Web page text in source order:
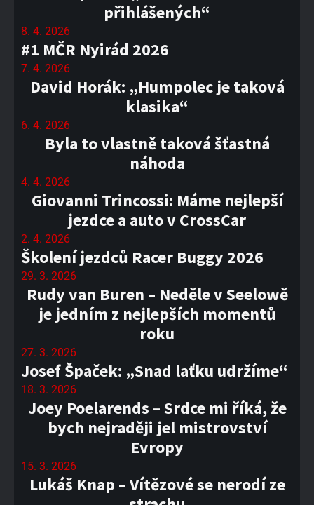
přihlášených“
8. 4. 2026
#1 MČR Nyirád 2026
7. 4. 2026
David Horák: „Humpolec je taková
klasika“
6. 4. 2026
Byla to vlastně taková šťastná
náhoda
4. 4. 2026
Giovanni Trincossi: Máme nejlepší
jezdce a auto v CrossCar
2. 4. 2026
Školení jezdců Racer Buggy 2026
29. 3. 2026
Rudy van Buren – Neděle v Seelowě
je jedním z nejlepších momentů
roku
27. 3. 2026
Josef Špaček: „Snad laťku udržíme“
18. 3. 2026
Joey Poelarends – Srdce mi říká, že
bych nejraději jel mistrovství
Evropy
15. 3. 2026
Lukáš Knap – Vítězové se nerodí ze